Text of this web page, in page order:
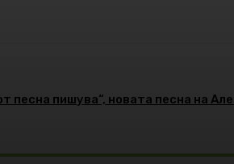
песна пишува“, новата песна на